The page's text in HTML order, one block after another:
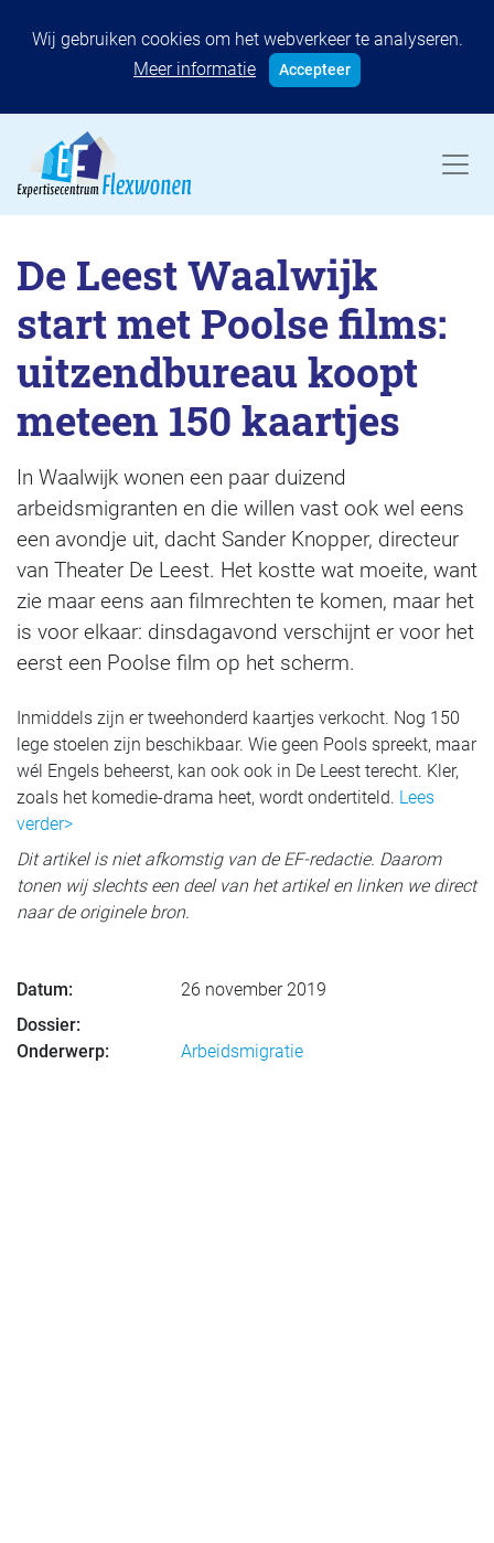
Wij gebruiken cookies om het webverkeer te analyseren.
Meer informatie
Accepteer
De Leest Waalwijk
start met Poolse films:
uitzendbureau koopt
meteen 150 kaartjes
In Waalwijk wonen een paar duizend
arbeidsmigranten en die willen vast ook wel eens
een avondje uit, dacht Sander Knopper, directeur
van Theater De Leest. Het kostte wat moeite, want
zie maar eens aan filmrechten te komen, maar het
is voor elkaar: dinsdagavond verschijnt er voor het
eerst een Poolse film op het scherm.
Inmiddels zijn er tweehonderd kaartjes verkocht. Nog 150
lege stoelen zijn beschikbaar. Wie geen Pools spreekt, maar
wél Engels beheerst, kan ook ook in De Leest terecht. Kler,
zoals het komedie-drama heet, wordt ondertiteld. Lees
verder>
Dit artikel is niet afkomstig van de EF-redactie. Daarom
tonen wij slechts een deel van het artikel en linken we direct
naar de originele bron.
Datum:
26 november 2019
Dossier:
Onderwerp:
Arbeidsmigratie